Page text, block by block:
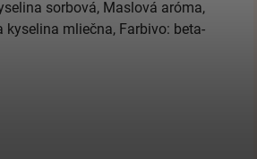
sorbová, Maslová aróma,
mliečna, Farbivo: beta-